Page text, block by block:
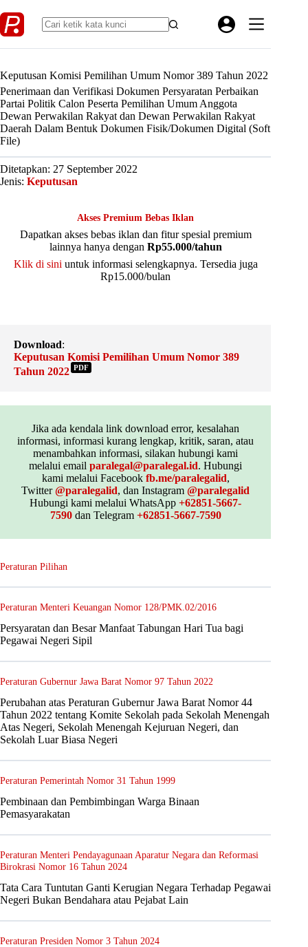
to
content
Keputusan Komisi Pemilihan Umum Nomor 389 Tahun 2022
Penerimaan dan Verifikasi Dokumen Persyaratan Perbaikan
Partai Politik Calon Peserta Pemilihan Umum Anggota
Dewan Perwakilan Rakyat dan Dewan Perwakilan Rakyat
Daerah Dalam Bentuk Dokumen Fisik/Dokumen Digital (Soft
File)
Ditetapkan: 27 September 2022
Jenis: Keputusan
Akses Premium Bebas Iklan
Dapatkan akses bebas iklan dan fitur spesial premium
lainnya hanya dengan Rp55.000/tahun
Klik di sini untuk informasi selengkapnya. Tersedia juga
Rp15.000/bulan
Download:
Keputusan Komisi Pemilihan Umum Nomor 389
Tahun 2022 PDF
Jika ada kendala link download error, kesalahan
informasi, informasi kurang lengkap, kritik, saran, atau
menambahkan informasi, silakan hubungi kami
melalui emailparalegal@paralegal.id. Hubungi
kami melalui Facebook fb.me/paralegalid,
Twitter@paralegalid, dan Instagram@paralegalid
Hubungi kami melalui WhatsApp+62851-5667-
7590dan Telegram +62851-5667-7590
Peraturan Pilihan
Peraturan Menteri Keuangan Nomor 128/PMK.02/2016
Persyaratan dan Besar Manfaat Tabungan Hari Tua bagi
Pegawai Negeri Sipil
Peraturan Gubernur Jawa Barat Nomor 97 Tahun 2022
Perubahan atas Peraturan Gubernur Jawa Barat Nomor 44
Tahun 2022 tentang Komite Sekolah pada Sekolah Menengah
Atas Negeri, Sekolah Menengah Kejuruan Negeri, dan
Sekolah Luar Biasa Negeri
Peraturan Pemerintah Nomor 31 Tahun 1999
Pembinaan dan Pembimbingan Warga Binaan
Pemasyarakatan
Peraturan Menteri Pendayagunaan Aparatur Negara dan Reformasi
Birokrasi Nomor 16 Tahun 2024
Tata Cara Tuntutan Ganti Kerugian Negara Terhadap Pegawai
Negeri Bukan Bendahara atau Pejabat Lain
Peraturan Presiden Nomor 3 Tahun 2024